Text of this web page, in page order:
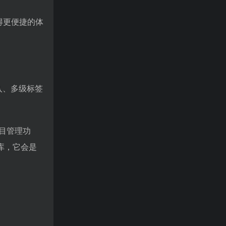
便捷的体
、多级标签
管理功
，它会是